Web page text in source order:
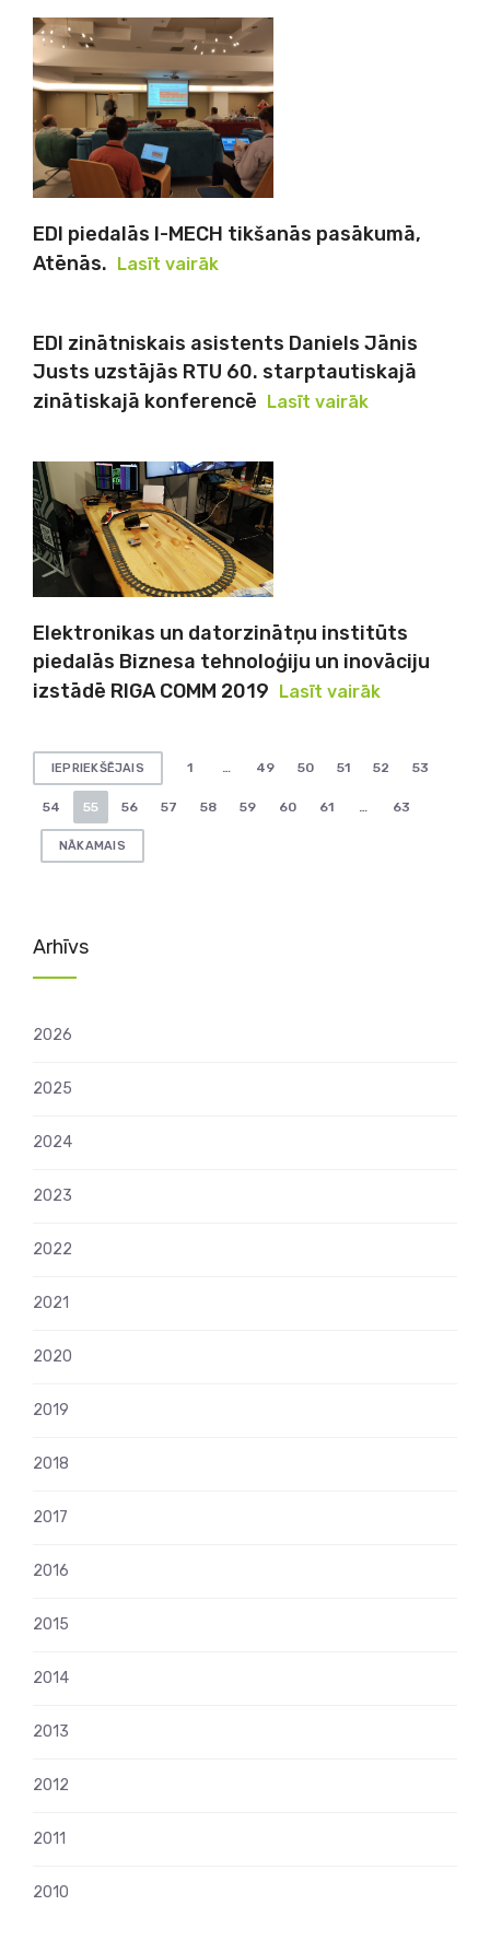
EDI piedalās I-MECH tikšanās pasākumā,
Atēnās. Lasīt vairāk
EDI zinātniskais asistents Daniels Jānis
Justs uzstājās RTU 60. starptautiskajā
zinātiskajā konferencē Lasīt vairāk
Elektronikas un datorzinātņu institūts
piedalās Biznesa tehnoloģiju un inovāciju
izstādē RIGA COMM 2019 Lasīt vairāk
Ziņu
numerācija
pēc
lappusēm
IEPRIEKŠĒJAIS 1 … 49 50 51 52 53
54 55 56 57 58 59 60 61 … 63
NĀKAMAIS
Arhīvs
2026
2025
2024
2023
2022
2021
2020
2019
2018
2017
2016
2015
2014
2013
2012
2011
2010